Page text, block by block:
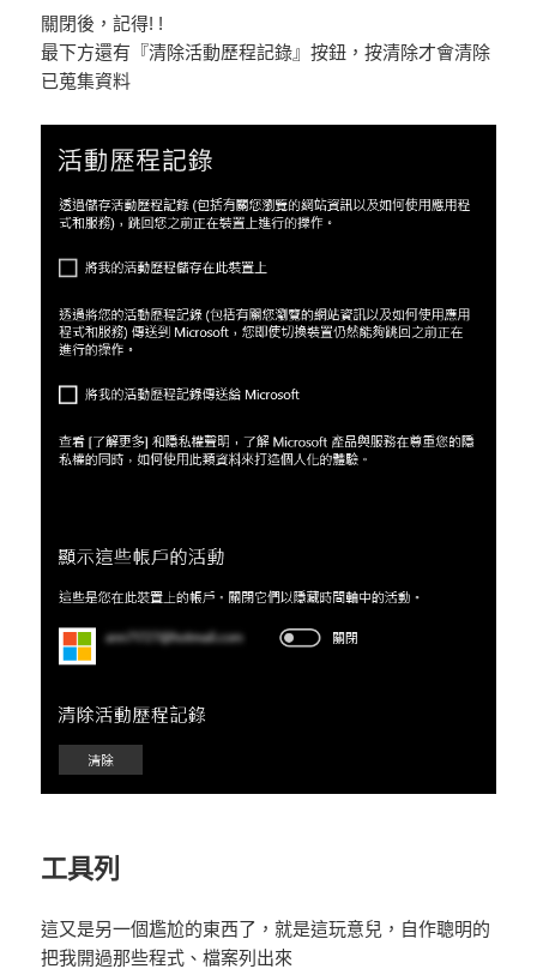
關閉後，記得! !
最下方還有『清除活動歷程記錄』按鈕，按清除才會清除
已蒐集資料
工具列
這又是另一個尷尬的東西了，就是這玩意兒，自作聰明的
把我開過那些程式、檔案列出來